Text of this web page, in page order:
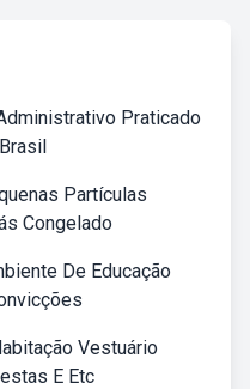
Praticado
Partículas
Congelado
De Educação
Vestuário
E Etc